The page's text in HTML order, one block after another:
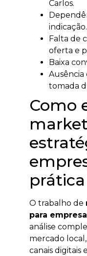
Carlos.
indicação.
Falta de
oferta e
Baixa
Ausência
tomada
Como
prática
O trabalho de
para
análise
mercado
canais digitais